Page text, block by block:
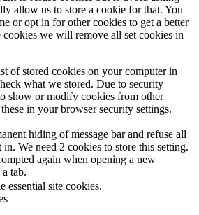
allow us to store a cookie for that. You
or opt in for other cookies to get a better
we will remove all set cookies in
of stored cookies on your computer in
what we stored. Due to security
show or modify cookies from other
in your browser security settings.
hiding of message bar and refuse all
We need 2 cookies to store this setting.
again when opening a new
tab.
essential site cookies.